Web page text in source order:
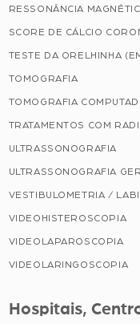
RESSONÂNCIA
SCORE DE CÁLCIO
TESTE DA ORELHINHA
TOMOGRAFIA
TOMOGRAFIA
TRATAMENTOS COM
ULTRASSONOGRAFIA
ULTRASSONOGRAFIA
VESTIBULOMETRIA /
VIDEOHISTEROSCOPIA
VIDEOLAPAROSCOPIA
VIDEOLARINGOSCOPIA
Hospitais,